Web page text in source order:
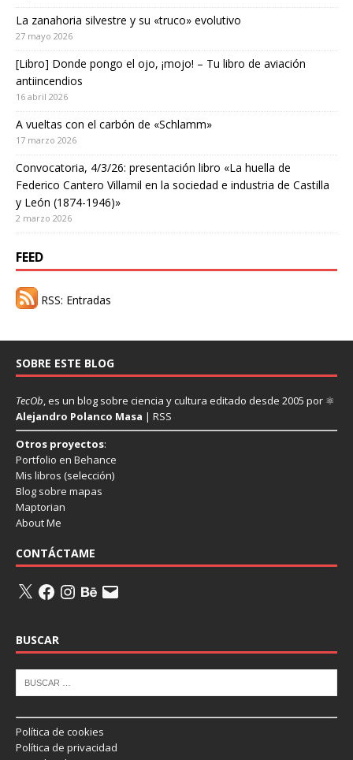
La zanahoria silvestre y su «truco» evolutivo
27 mayo 2026
[Libro] Donde pongo el ojo, ¡mojo! – Tu libro de aviación
antiincendios
16 abril 2026
A vueltas con el carbón de «Schlamm»
17 marzo 2026
Convocatoria, 4/3/26: presentación libro «La huella de
Federico Cantero Villamil en la sociedad e industria de Castilla
y León (1874-1946)»
2 marzo 2026
FEED
RSS: Entradas
SOBRE ESTE BLOG
TecOb, es un blog sobre ciencia y cultura editado desde 2005 por ⚛
Alejandro Polanco Masa | RSS
Otros proyectos:
Portfolio en Behance
Mis libros (selección)
Blog sobre mapas
Maptorian
About Me
CONTÁCTAME
BUSCAR
Política de cookies
Política de privacidad